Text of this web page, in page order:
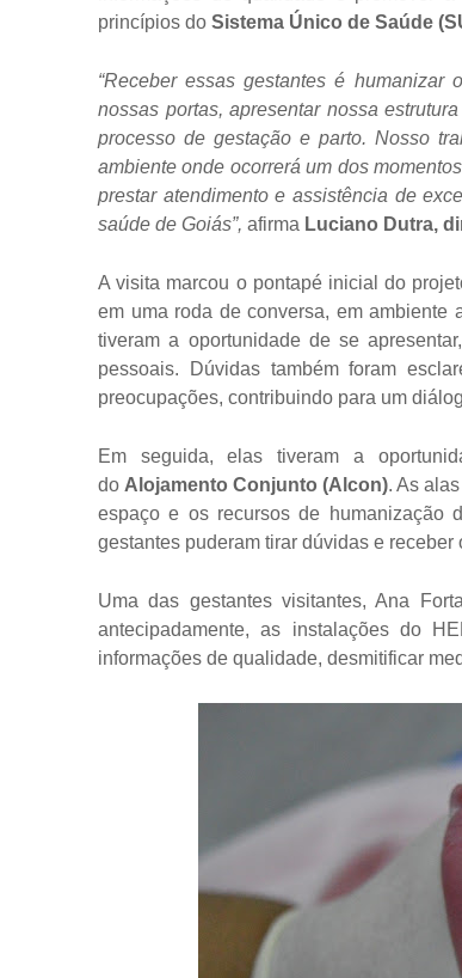
princípios do Sistema Único de Saúde
“Receber essas gestantes é
nossas portas, apresentar nossa
processo de gestação e parto. Nosso
ambiente onde ocorrerá um dos
prestar atendimento e assistência de
saúde de Goiás”, afirma Luciano Dutra,
A visita marcou o pontapé inicial do
em uma roda de conversa, em ambiente
tiveram a oportunidade de se
pessoais. Dúvidas também foram
preocupações, contribuindo para um
Em seguida, elas tiveram a
do Alojamento Conjunto (Alcon). As
espaço e os recursos de humanização
gestantes puderam tirar dúvidas e
Uma das gestantes visitantes, Ana
antecipadamente, as instalações do
informações de qualidade, desmitificar